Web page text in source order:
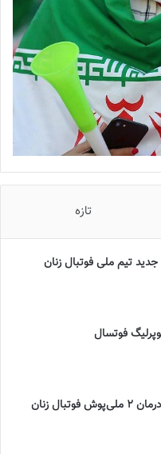
تازه
تيم ملى فوتبال زنان
فوتسال
زنان